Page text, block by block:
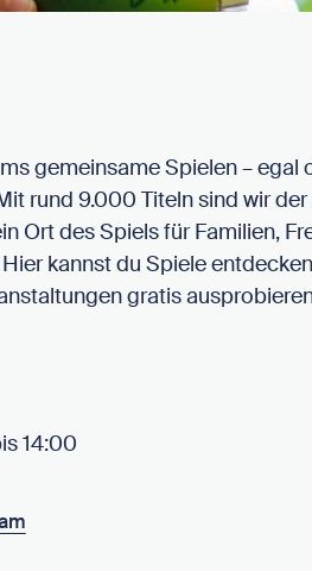
gemeinsame Spielen – egal
rund 9.000 Titeln sind wir
Ort des Spiels für Familien,
kannst du Spiele
gratis
14:00